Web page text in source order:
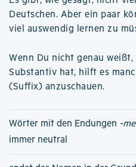
Deutschen. Aber ein paar
viel auswendig lernen zu
Wenn Du nicht genau weißt,
Substantiv hat, hilft es
(Suffix) anzuschauen.
Wörter mit den Endungen -
immer neutral